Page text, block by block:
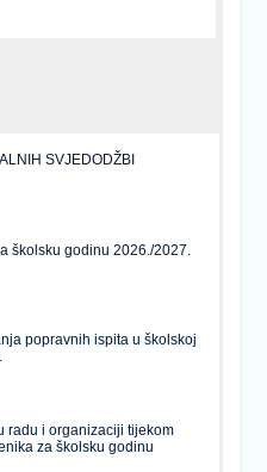
SVJEDODŽBI
školsku godinu 2026./2027.
popravnih ispita u školskoj
radu i organizaciji tijekom
za školsku godinu